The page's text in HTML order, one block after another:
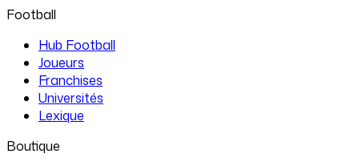
Football
Hub Football
Joueurs
Franchises
Universités
Lexique
Boutique